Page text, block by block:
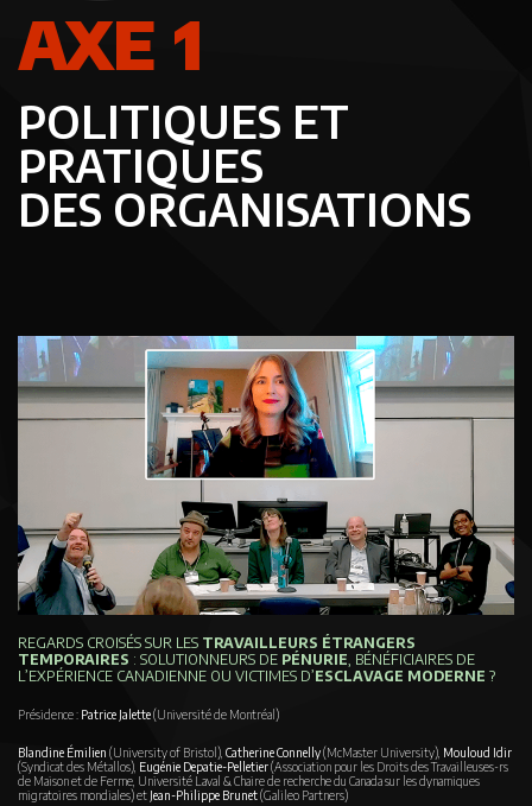
AXE 1
POLITIQUES ET
PRATIQUES
DES ORGANISATIONS
REGARDS CROISÉS SUR LES TRAVAILLEURS ÉTRANGERS
TEMPORAIRES : SOLUTIONNEURS DE PÉNURIE, BÉNÉFICIAIRES DE
L’EXPÉRIENCE CANADIENNE OU VICTIMES D’ESCLAVAGE MODERNE ?
Présidence : Patrice Jalette(Université de Montréal)
Blandine Émilien (University of Bristol), Catherine Connelly(McMaster University), Mouloud Idir
(Syndicat des Métallos), Eugénie Depatie-Pelletier(Association pour les Droits des Travailleuses-rs
de Maison et de Ferme, Université Laval & Chaire de recherche du Canada sur les dynamiques
migratoires mondiales) et Jean-Philippe Brunet(Galileo Partners)